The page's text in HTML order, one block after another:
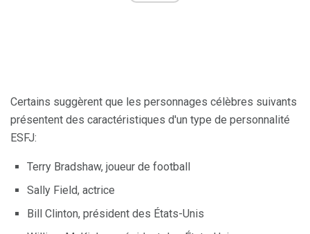
Certains suggèrent que les personnages célèbres suivants
présentent des caractéristiques d'un type de personnalité
ESFJ:
Terry Bradshaw, joueur de football
Sally Field, actrice
Bill Clinton, président des États-Unis